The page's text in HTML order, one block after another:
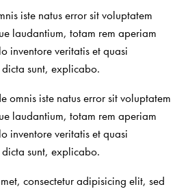
iste natus error sit voluptatem
laudantium, totam rem aperiam
inventore veritatis et quasi
sunt, explicabo.
omnis iste natus error sit voluptatem
laudantium, totam rem aperiam
inventore veritatis et quasi
sunt, explicabo.
consectetur adipisicing elit, sed